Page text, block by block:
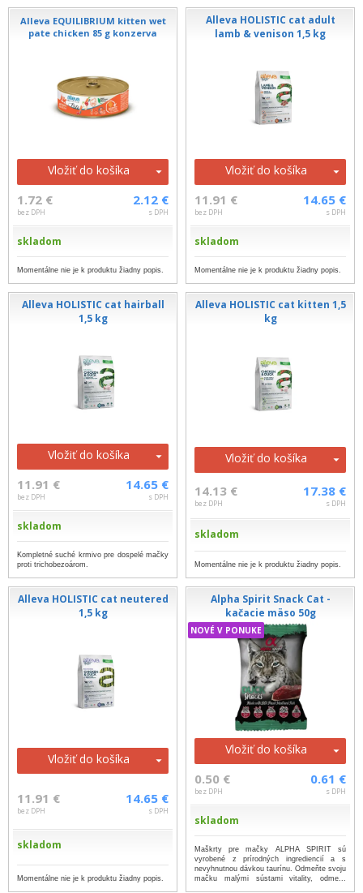
Alleva EQUILIBRIUM kitten wet
pate chicken 85 g konzerva
Vložiť do košíka
1.72 €
bez DPH
2.12 €
s DPH
skladom
Momentálne nie je k produktu žiadny popis.
Alleva HOLISTIC cat adult
lamb & venison 1,5 kg
Vložiť do košíka
11.91 €
bez DPH
14.65 €
s DPH
skladom
Momentálne nie je k produktu žiadny popis.
Alleva HOLISTIC cat hairball
1,5 kg
Vložiť do košíka
11.91 €
bez DPH
14.65 €
s DPH
skladom
Kompletné suché krmivo pre dospelé mačky
proti trichobezoárom.
Alleva HOLISTIC cat kitten 1,5
kg
Vložiť do košíka
14.13 €
bez DPH
17.38 €
s DPH
skladom
Momentálne nie je k produktu žiadny popis.
Alleva HOLISTIC cat neutered
1,5 kg
Vložiť do košíka
11.91 €
bez DPH
14.65 €
s DPH
skladom
Momentálne nie je k produktu žiadny popis.
Alpha Spirit Snack Cat -
kačacie mäso 50g
NOVÉ V PONUKE
Vložiť do košíka
0.50 €
bez DPH
0.61 €
s DPH
skladom
Maškrty pre mačky ALPHA SPIRIT sú
vyrobené z prírodných ingrediencií a s
nevyhnutnou dávkou taurínu. Odmeňte svoju
mačku malými sústami vitality, odme...